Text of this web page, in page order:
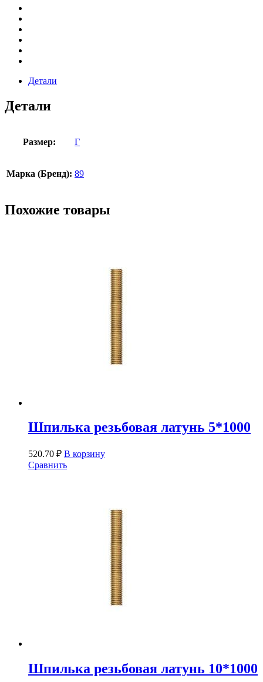
Детали
Детали
Размер: Г
Марка (Бренд): 89
Похожие товары
Шпилька резьбовая латунь 5*1000
520.70 ₽ В корзину
Сравнить
Шпилька резьбовая латунь 10*1000